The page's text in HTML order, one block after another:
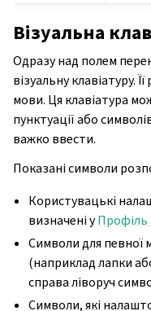
Візуальна
Одразу над полем
візуальну клавіатуру.
мови. Ця клавіатура
пунктуації або
важко ввести.
Показані символи
Користувацькі
визначені уПрофіль
Символи для певної
(наприклад лапки
справа ліворуч
Символи, які